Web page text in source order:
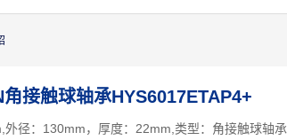
接触球轴承HYS6017ETAP4+
径：130mm，厚度：22mm,类型：角接触球轴